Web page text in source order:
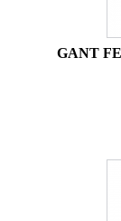
GANT